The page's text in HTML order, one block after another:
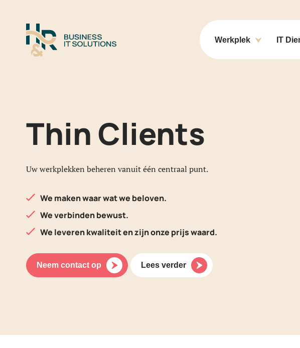
Logo H&R Business IT Solutions
Werkplek IT
Thin Clients
Uw werkplekken beheren vanuit één centraal punt.
We maken waar wat we beloven.
We verbinden bewust.
We leveren kwaliteit en zijn onze prijs waard.
Neem contact op Lees verder